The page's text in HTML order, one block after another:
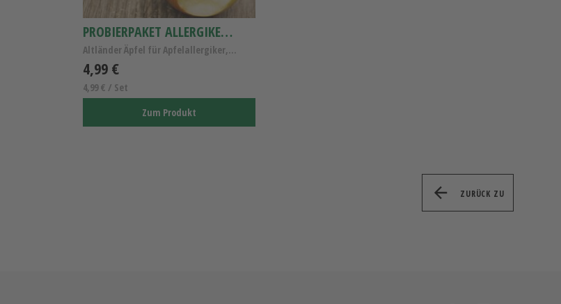
PROBIERPAKET ALLERGIKER-ÄPFEL 4 SORTEN
Altländer Äpfel für Apfelallergiker, Probierpaket ...
4,99 €
4,99 € / Set
Zum Produkt
ZURÜCK ZU